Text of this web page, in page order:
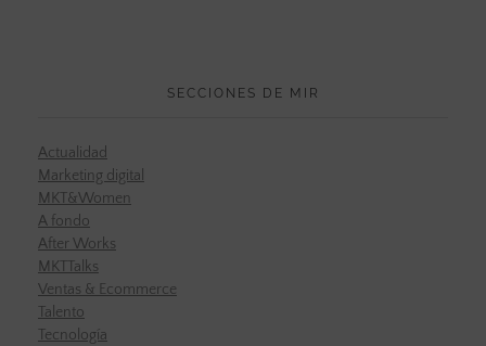
SECCIONES DE MIR
Actualidad
Marketing digital
MKT&Women
A fondo
After Works
MKTTalks
Ventas & Ecommerce
Talento
Tecnología